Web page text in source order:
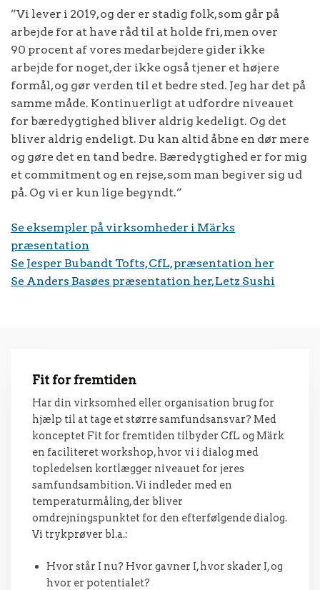
”Vi lever i 2019, og der er stadig folk, som går på
arbejde for at have råd til at holde fri, men over
90 procent af vores medarbejdere gider ikke
arbejde for noget, der ikke også tjener et højere
formål, og gør verden til et bedre sted. Jeg har det på
samme måde. Kontinuerligt at udfordre niveauet
for bæredygtighed bliver aldrig kedeligt. Og det
bliver aldrig endeligt. Du kan altid åbne en dør mere
og gøre det en tand bedre. Bæredygtighed er for mig
et commitment og en rejse, som man begiver sig ud
på. Og vi er kun lige begyndt.”
Se eksempler på virksomheder i Märks
præsentation
Se Jesper Bubandt Tofts, CfL, præsentation her
Se Anders Basøes præsentation her, Letz Sushi
Fit for fremtiden
Har din virksomhed eller organisation brug for
hjælp til at tage et større samfundsansvar? Med
konceptet Fit for fremtiden tilbyder CfL og Märk
en faciliteret workshop, hvor vi i dialog med
topledelsen kortlægger niveauet for jeres
samfundsambition. Vi indleder med en
temperaturmåling, der bliver
omdrejningspunktet for den efterfølgende dialog.
Vi trykprøver bl.a.:
Hvor står I nu? Hvor gavner I, hvor skader I, og
hvor er potentialet?